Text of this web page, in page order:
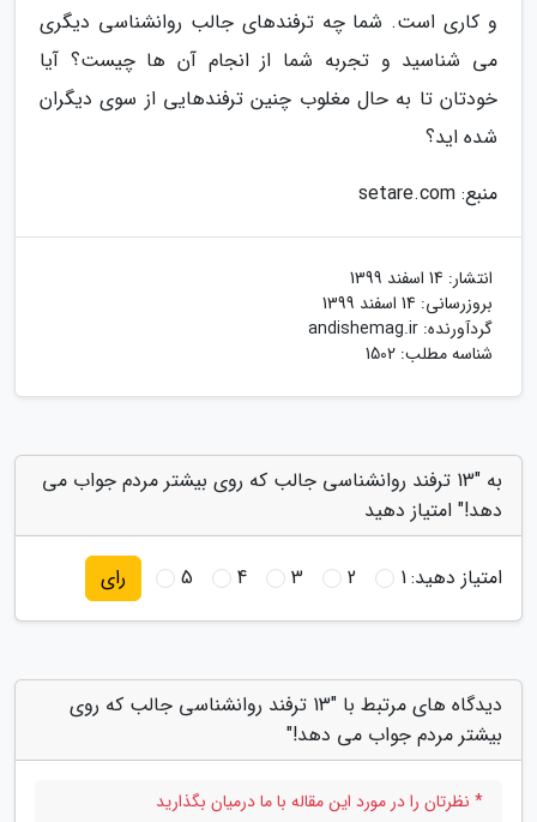
و کاری است. شما چه ترفندهای جالب روانشناسی دیگری
می شناسید و تجربه شما از انجام آن ها چیست؟ آیا
خودتان تا به حال مغلوب چنین ترفندهایی از سوی دیگران
شده اید؟
منبع: setare.com
انتشار: 14 اسفند 1399
بروزرسانی: 14 اسفند 1399
گردآورنده: andishemag.ir
شناسه مطلب: 1502
به "13 ترفند روانشناسی جالب که روی بیشتر مردم جواب می
دهد!" امتیاز دهید
امتیاز دهید:1
2
3
4
5 رای
دیدگاه های مرتبط با "13 ترفند روانشناسی جالب که روی
بیشتر مردم جواب می دهد!"
* نظرتان را در مورد این مقاله با ما درمیان بگذارید